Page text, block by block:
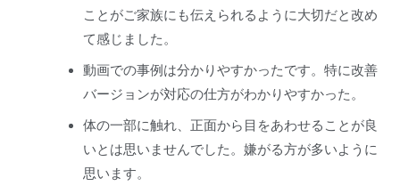
ことがご家族にも伝えられるように大切だと改め
て感じました。
動画での事例は分かりやすかったです。特に改善
バージョンが対応の仕方がわかりやすかった。
体の一部に触れ、正面から目をあわせることが良
いとは思いませんでした。嫌がる方が多いように
思います。